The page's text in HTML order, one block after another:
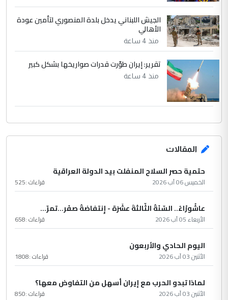
الجيش اللبناني يدخل بلدة المنصوري لتأمين عودة
الأهالي
منذ 4 ساعة
تقرير: إيران طوّرت قدرات صواريخها بشكل كبير
منذ 4 ساعة
المقالات
حتمية حصر السلاح المنفلت بيد الدولة العراقية
الخميس 06 آب 2026 قراءات :525
عاشُورْاءُ.. السّنَةُ الثّالثةَ عشَرَة - إِنتفاضةُ صفَر…تمرّ...
الأربعاء 05 آب 2026 قراءات :658
اليوم الحادي والأربعون
الأثنين 03 آب 2026 قراءات :1808
لماذا تبدو الحرب مع إيران أسهل من التفاوض معها؟
الأثنين 03 آب 2026 قراءات :850